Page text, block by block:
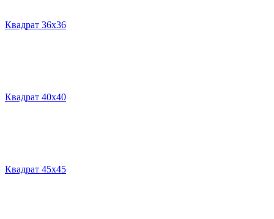
Квадрат 36х36
Квадрат 40х40
Квадрат 45х45